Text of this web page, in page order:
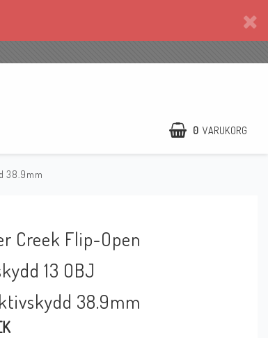
0 VARUKORG
38.9mm
Creek Flip-Open
13 OBJ
38.9mm